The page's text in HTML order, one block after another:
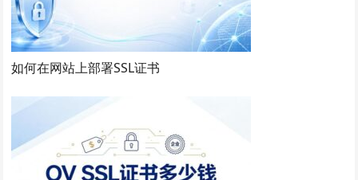
如何在网站上部署SSL证书